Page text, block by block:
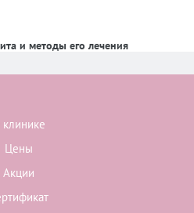
и методы его лечения
Цены
Акции